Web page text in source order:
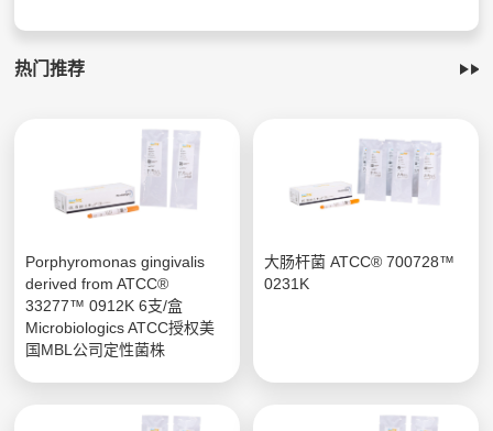
热门推荐
Porphyromonas gingivalis
derived from ATCC®
33277™ 0912K 6支/盒
Microbiologics ATCC授权美
国MBL公司定性菌株
大肠杆菌 ATCC® 700728™
0231K